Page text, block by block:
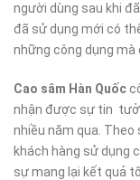
người dùng sau khi
đã sử dụng mới có
những công dụng mà
Cao sâm Hàn Quốc
nhận được sự tin
nhiều năm qua.
khách hàng sử dụng
sự mang lại kết quả